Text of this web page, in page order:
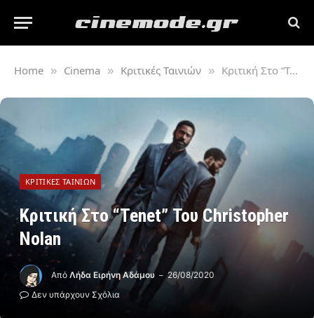
Home » Cinema » Κριτικές Ταινιών » Κριτική Στο “Tenet” Του Christopher Nolan
ΚΡΙΤΙΚΈΣ ΤΑΙΝΙΏΝ
Κριτική Στο “Tenet” Του Christopher
Nolan
Από Λήδα Ειρήνη Αδάμου
26/08/2020
Δεν υπάρχουν Σχόλια